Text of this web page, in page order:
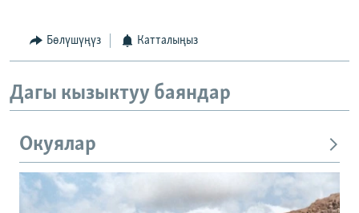
Бөлүшүңүз Катталыңыз
Дагы кызыктуу баяндар
Окуялар